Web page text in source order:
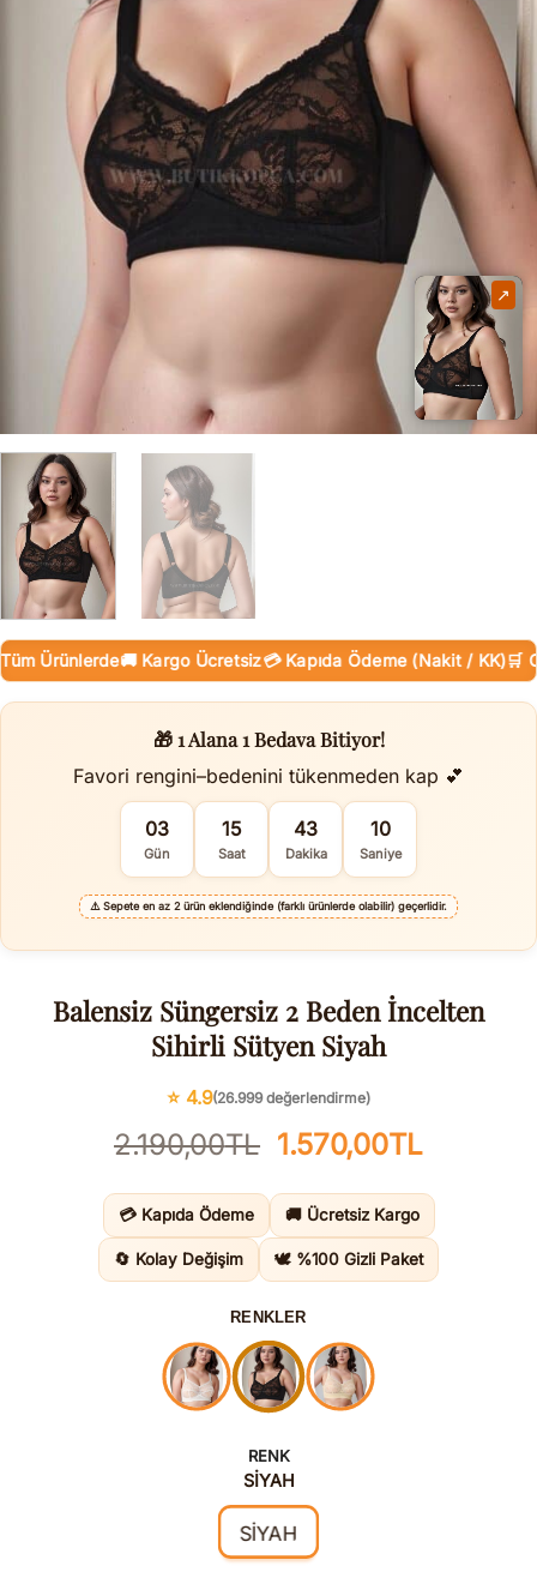
Ürünlerde🚚 Kargo Ücretsiz💳 Kapıda Ödeme (Nakit / KK)🛒
🎁 1 Alana 1 Bedava Bitiyor!
Favori rengini–bedenini tükenmeden kap 💕
03
Gün
15
Saat
43
Dakika
09
Saniye
⚠️ Sepete en az 2 ürün eklendiğinde (farklı ürünlerde olabilir) geçerlidir.
Balensiz Süngersiz 2 Beden İncelten
Sihirli Sütyen Siyah
⭐ 4.9(26.999 değerlendirme)
2.190,00TL Orijinal
2.190,00TL.
1.570,00TLŞu
💳 Kapıda Ödeme 🚚 Ücretsiz Kargo
🔄 Kolay Değişim 🕊️ %100 Gizli Paket
RENKLER
RENK
SİYAH
SİYAH